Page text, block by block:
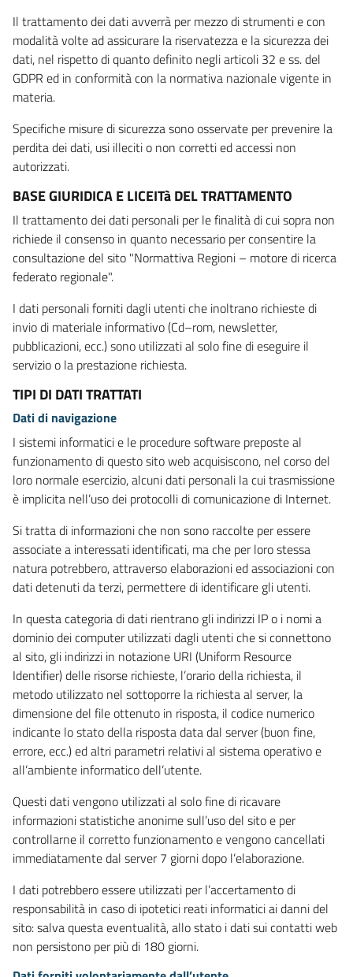
Il trattamento dei dati avverrà per mezzo di strumenti e con
modalità volte ad assicurare la riservatezza e la sicurezza dei
dati, nel rispetto di quanto definito negli articoli 32 e ss. del
GDPR ed in conformità con la normativa nazionale vigente in
materia.
Specifiche misure di sicurezza sono osservate per prevenire la
perdita dei dati, usi illeciti o non corretti ed accessi non
autorizzati.
BASE GIURIDICA E LICEITà DEL TRATTAMENTO
Il trattamento dei dati personali per le finalità di cui sopra non
richiede il consenso in quanto necessario per consentire la
consultazione del sito "Normattiva Regioni – motore di ricerca
federato regionale".
I dati personali forniti dagli utenti che inoltrano richieste di
invio di materiale informativo (Cd–rom, newsletter,
pubblicazioni, ecc.) sono utilizzati al solo fine di eseguire il
servizio o la prestazione richiesta.
TIPI DI DATI TRATTATI
Dati di navigazione
I sistemi informatici e le procedure software preposte al
funzionamento di questo sito web acquisiscono, nel corso del
loro normale esercizio, alcuni dati personali la cui trasmissione
è implicita nell’uso dei protocolli di comunicazione di Internet.
Si tratta di informazioni che non sono raccolte per essere
associate a interessati identificati, ma che per loro stessa
natura potrebbero, attraverso elaborazioni ed associazioni con
dati detenuti da terzi, permettere di identificare gli utenti.
In questa categoria di dati rientrano gli indirizzi IP o i nomi a
dominio dei computer utilizzati dagli utenti che si connettono
al sito, gli indirizzi in notazione URI (Uniform Resource
Identifier) delle risorse richieste, l’orario della richiesta, il
metodo utilizzato nel sottoporre la richiesta al server, la
dimensione del file ottenuto in risposta, il codice numerico
indicante lo stato della risposta data dal server (buon fine,
errore, ecc.) ed altri parametri relativi al sistema operativo e
all’ambiente informatico dell’utente.
Questi dati vengono utilizzati al solo fine di ricavare
informazioni statistiche anonime sull’uso del sito e per
controllarne il corretto funzionamento e vengono cancellati
immediatamente dal server 7 giorni dopo l’elaborazione.
I dati potrebbero essere utilizzati per l’accertamento di
responsabilità in caso di ipotetici reati informatici ai danni del
sito: salva questa eventualità, allo stato i dati sui contatti web
non persistono per più di 180 giorni.